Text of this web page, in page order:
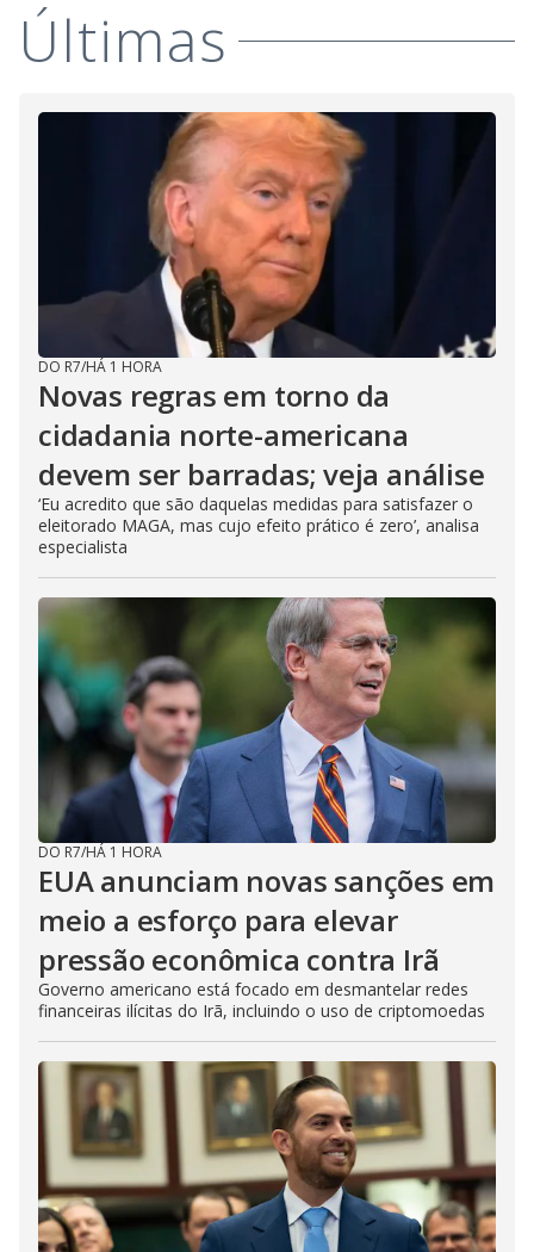
Últimas
DO R7/HÁ 1 HORA
Novas regras em torno da
cidadania norte-americana
devem ser barradas; veja análise
‘Eu acredito que são daquelas medidas para satisfazer o
eleitorado MAGA, mas cujo efeito prático é zero’, analisa
especialista
DO R7/HÁ 1 HORA
EUA anunciam novas sanções em
meio a esforço para elevar
pressão econômica contra Irã
Governo americano está focado em desmantelar redes
financeiras ilícitas do Irã, incluindo o uso de criptomoedas